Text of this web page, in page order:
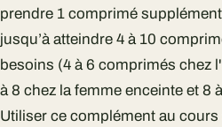
prendre 1 comprimé
jusqu’à atteindre 4 à 10
besoins (4 à 6 comprimés chez
à 8 chez la femme enceinte et 8
Utiliser ce complément au